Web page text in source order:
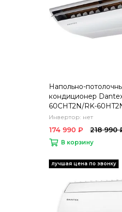
Напольно-
кондиционер
60CHT2N/RK-
Инвертор: нет
174 990 ₽ 218 990
В корзину